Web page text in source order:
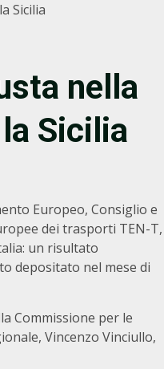
Sicilia
nella
Sicilia
Europeo, Consiglio e
dei trasporti TEN-T,
un risultato
depositato nel mese di
Commissione per le
Vincenzo Vinciullo,